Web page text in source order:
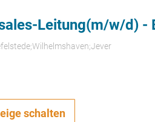
Leitung(m/w/d) -
schalten